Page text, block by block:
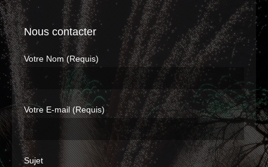
Nous contacter
Votre Nom (Requis)
Votre E-mail (Requis)
Sujet